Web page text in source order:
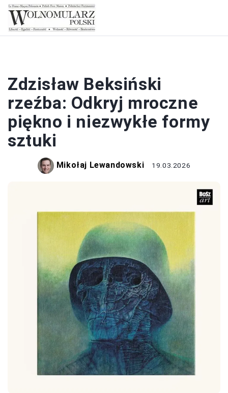
Zdzisław Beksiński
rzeźba: Odkryj mroczne
piękno i niezwykłe formy
sztuki
Mikołaj Lewandowski 19.03.2026